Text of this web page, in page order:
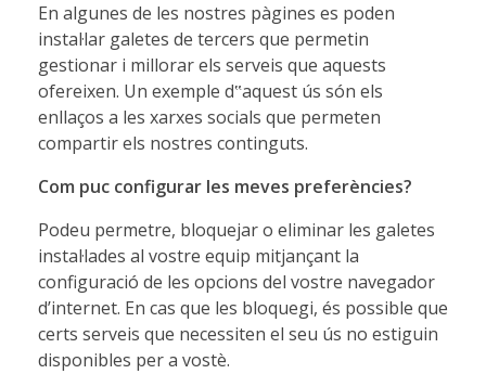
En algunes de les nostres pàgines es poden
instal·lar galetes de tercers que permetin
gestionar i millorar els serveis que aquests
ofereixen. Un exemple d‟aquest ús són els
enllaços a les xarxes socials que permeten
compartir els nostres continguts.
Com puc configurar les meves preferències?
Podeu permetre, bloquejar o eliminar les galetes
instal·lades al vostre equip mitjançant la
configuració de les opcions del vostre navegador
d’internet. En cas que les bloquegi, és possible que
certs serveis que necessiten el seu ús no estiguin
disponibles per a vostè.